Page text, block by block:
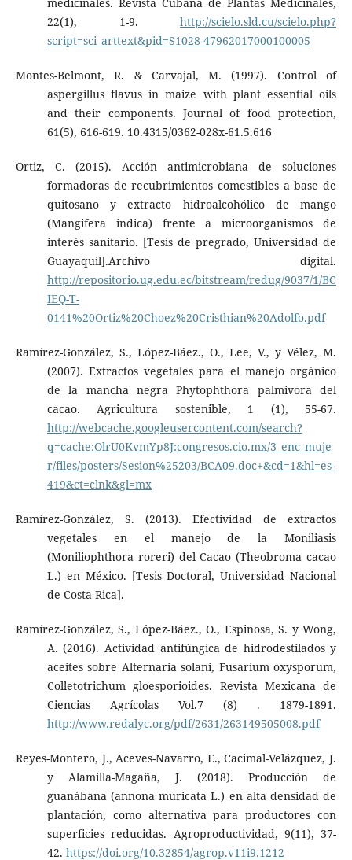
22(1), 1-9.http://scielo.sld.cu/scielo.php?
script=sci_arttext&pid=S1028-47962017000100005
Montes-Belmont, R. & Carvajal, M. (1997). Control of
aspergillus flavus in maize with plant essential oils
and their components. Journal of food protection,
61(5), 616-619. 10.4315/0362-028x-61.5.616
Ortiz, C. (2015). Acción antimicrobiana de soluciones
formadoras de recubrimientos comestibles a base de
quitosano y extracto hidroalcohólico de mango
(Mangifera indica) frente a microorganismos de
interés sanitario. [Tesis de pregrado, Universidad de
Guayaquil].Archivo digital.
http://repositorio.ug.edu.ec/bitstream/redug/9037/1/BC
IEQ-T-
0141%20Ortiz%20Choez%20Cristhian%20Adolfo.pdf
Ramírez-González, S., López-Báez., O., Lee, V., y Vélez, M.
(2007). Extractos vegetales para el manejo orgánico
de la mancha negra Phytophthora palmivora del
cacao. Agricultura sostenible, 1 (1), 55-67.
http://webcache.googleusercontent.com/search?
q=cache:OlrU0KvmYp8J:congresos.cio.mx/3_enc_muje
r/files/posters/Sesion%25203/BCA09.doc+&cd=1&hl=es-
419&ct=clnk&gl=mx
Ramírez-González, S. (2013). Efectividad de extractos
vegetales en el manejo de la Moniliasis
(Moniliophthora roreri) del Cacao (Theobroma cacao
L.) en México. [Tesis Doctoral, Universidad Nacional
de Costa Rica].
Ramírez-González, S., López-Báez., O., Espinosa, S. y Wong,
A. (2016). Actividad antifúngica de hidrodestilados y
aceites sobre Alternaria solani, Fusarium oxysporum,
Colletotrichum gloesporioides. Revista Mexicana de
Ciencias Agrícolas Vol.7 (8) . 1879-1891.
http://www.redalyc.org/pdf/2631/263149505008.pdf
Reyes-Montero, J., Aceves-Navarro, E., Cacimal-Velázquez, J.
y Alamilla-Magaña, J. (2018). Producción de
guanábana (annona muricata L.) en alta densidad de
plantación, como alternativa para productores con
superficies reducidas. Agroproductividad, 9(11), 37-
42. https://doi.org/10.32854/agrop.v11i9.1212